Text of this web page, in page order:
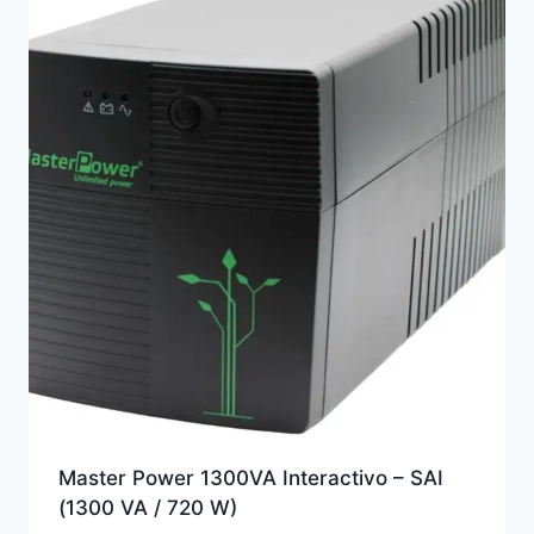
Master Power 1300VA Interactivo – SAI
(1300 VA / 720 W)